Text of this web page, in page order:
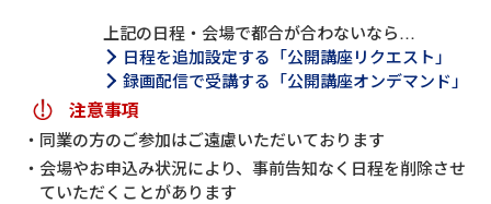
上記の日程・会場で都合が合わないなら…
日程を追加設定する「公開講座リクエスト」
録画配信で受講する「公開講座オンデマンド」
注意事項
同業の方のご参加はご遠慮いただいております
会場やお申込み状況により、事前告知なく日程を削除させ
ていただくことがあります